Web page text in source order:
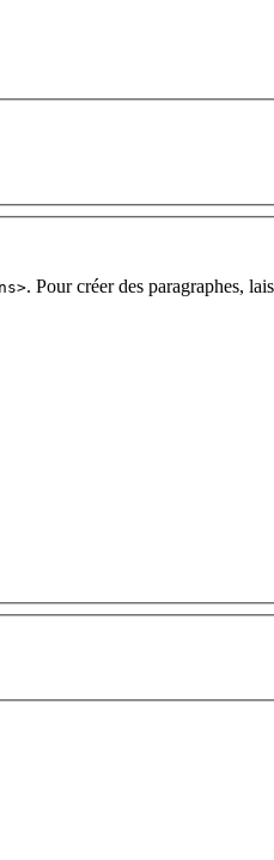
. Pour créer des paragraphes,